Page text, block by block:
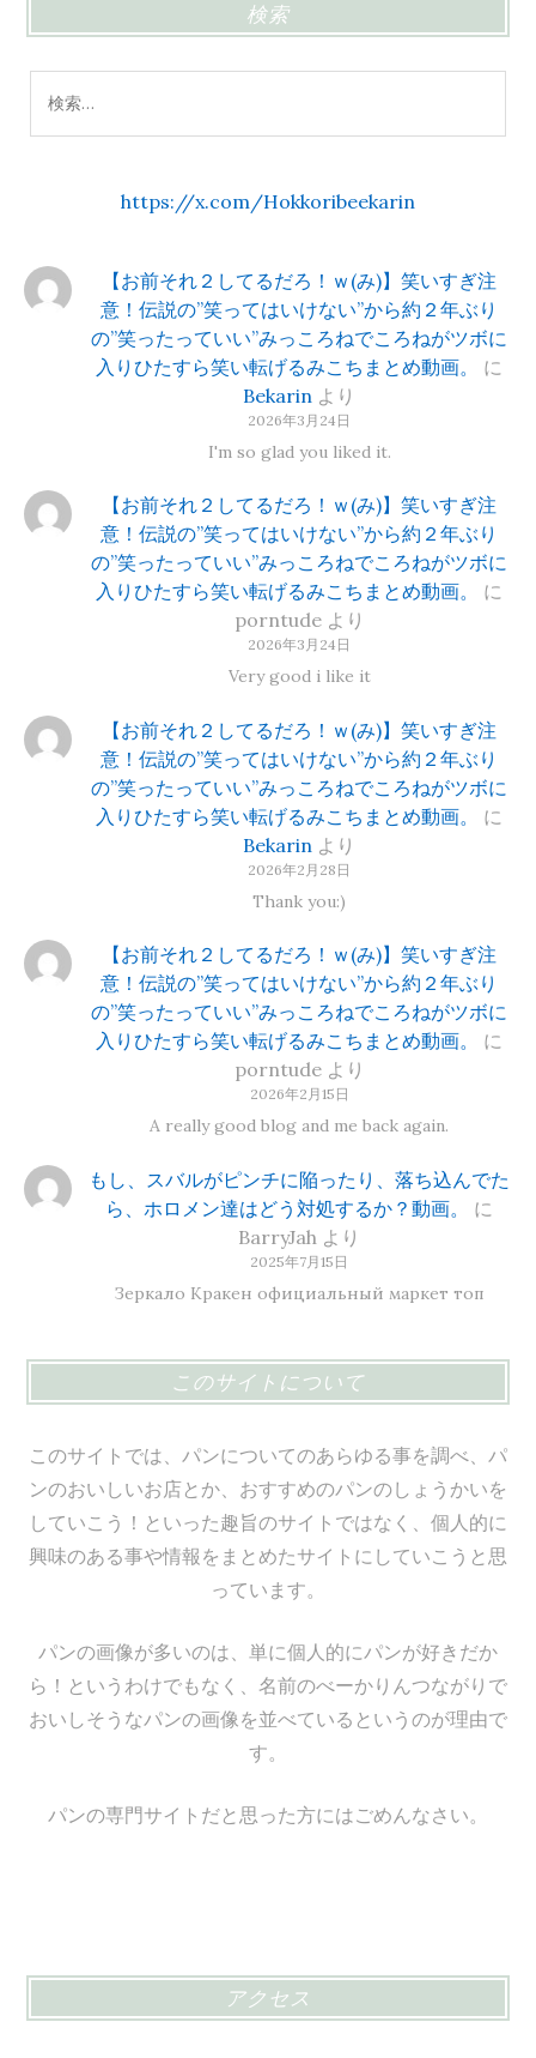
検索
索:
https://x.com/Hokkoribeekarin
【お前それ２してるだろ！ｗ(み)】笑いすぎ注
意！伝説の”笑ってはいけない”から約２年ぶり
の”笑ったっていい”みっころねでころねがツボに
入りひたすら笑い転げるみこちまとめ動画。
に
Bekarin より
2026年3月24日
I'm so glad you liked it.
【お前それ２してるだろ！ｗ(み)】笑いすぎ注
意！伝説の”笑ってはいけない”から約２年ぶり
の”笑ったっていい”みっころねでころねがツボに
入りひたすら笑い転げるみこちまとめ動画。
に
porntudeより
2026年3月24日
Very good i like it
【お前それ２してるだろ！ｗ(み)】笑いすぎ注
意！伝説の”笑ってはいけない”から約２年ぶり
の”笑ったっていい”みっころねでころねがツボに
入りひたすら笑い転げるみこちまとめ動画。
に
Bekarin より
2026年2月28日
Thank you:)
【お前それ２してるだろ！ｗ(み)】笑いすぎ注
意！伝説の”笑ってはいけない”から約２年ぶり
の”笑ったっていい”みっころねでころねがツボに
入りひたすら笑い転げるみこちまとめ動画。
に
porntudeより
2026年2月15日
A really good blog and me back again.
もし、スバルがピンチに陥ったり、落ち込んでた
ら、ホロメン達はどう対処するか？動画。
に
BarryJah より
2025年7月15日
Зеркало Кракен официальный маркет топ
このサイトについて
このサイトでは、パンについてのあらゆる事を調べ、パ
ンのおいしいお店とか、おすすめのパンのしょうかいを
していこう！といった趣旨のサイトではなく、個人的に
興味のある事や情報をまとめたサイトにしていこうと思
っています。
パンの画像が多いのは、単に個人的にパンが好きだか
ら！というわけでもなく、名前のべーかりんつながりで
おいしそうなパンの画像を並べているというのが理由で
す。
パンの専門サイトだと思った方にはごめんなさい。
アクセス